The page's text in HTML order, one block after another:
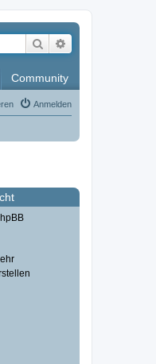
Suche
Community
Anmelden